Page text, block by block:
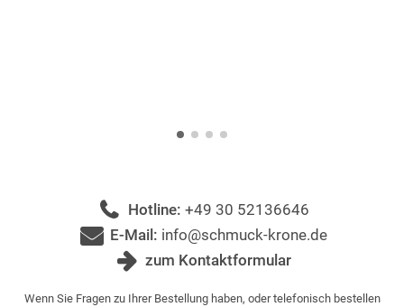
Hotline: +49 30 52136646
E-Mail: info@schmuck-krone.de
zum Kontaktformular
Wenn Sie Fragen zu Ihrer Bestellung haben, oder telefonisch bestellen